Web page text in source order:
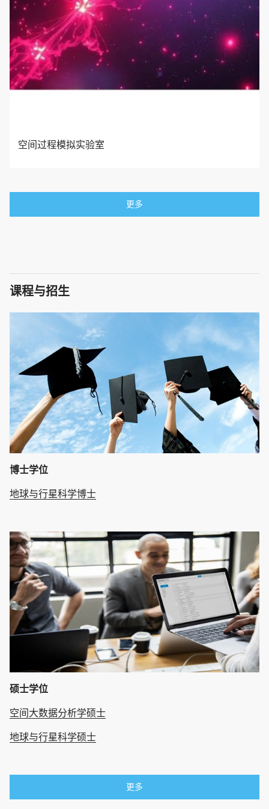
空间过程模拟实验室
更多
课程与招生
博士学位
地球与行星科学博士
硕士学位
空间大数据分析学硕士
地球与行星科学硕士
更多